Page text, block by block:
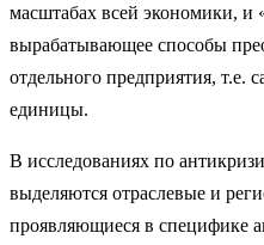
масштабах всей экономики, и
вырабатывающее способы
отдельного пред­приятия, т.е.
единицы.
В исследованиях по
выделяются от­раслевые и
проявляющиеся в специфике